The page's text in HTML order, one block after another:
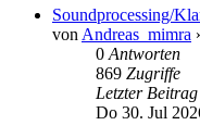
Soundprocessing/
von Andreas_mimra
0 Antworten
869 Zugriffe
Letzter Beitrag
Do 30. Jul